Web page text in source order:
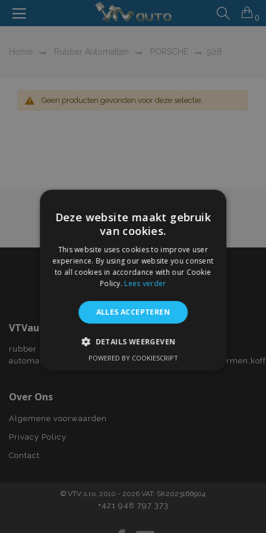
0
Home Rubber Automatten PORSCHE 928
Geen producten gevonden voor deze selectie.
VTVauto.nl
rubber
Over Ons
Algemene voorwaarden
Privacy Policy
Contact
© VTV s.r.o. 2010 - 2026 VAT: SK2023166904
+421 948 797 373
Deze website maakt gebruik
van cookies.
This website uses cookies to improve user
experience. By using our website you consent
to all cookies in accordance with our Cookie
Policy. Lees verder
ALLES ACCEPTEREN
DETAILS WEERGEVEN
Strictly necessary cookies allow core website
POWERED BY COOKIESCRIPT